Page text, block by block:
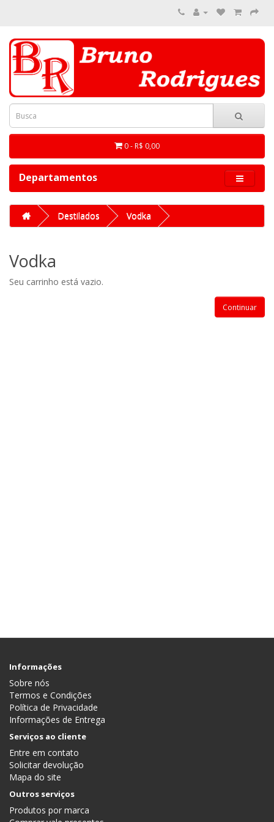
0 - R$ 0,00
Departamentos
Destilados Vodka
Vodka
Seu carrinho está vazio.
Continuar
Informações
Sobre nós
Termos e Condições
Política de Privacidade
Informações de Entrega
Serviços ao cliente
Entre em contato
Solicitar devolução
Mapa do site
Outros serviços
Produtos por marca